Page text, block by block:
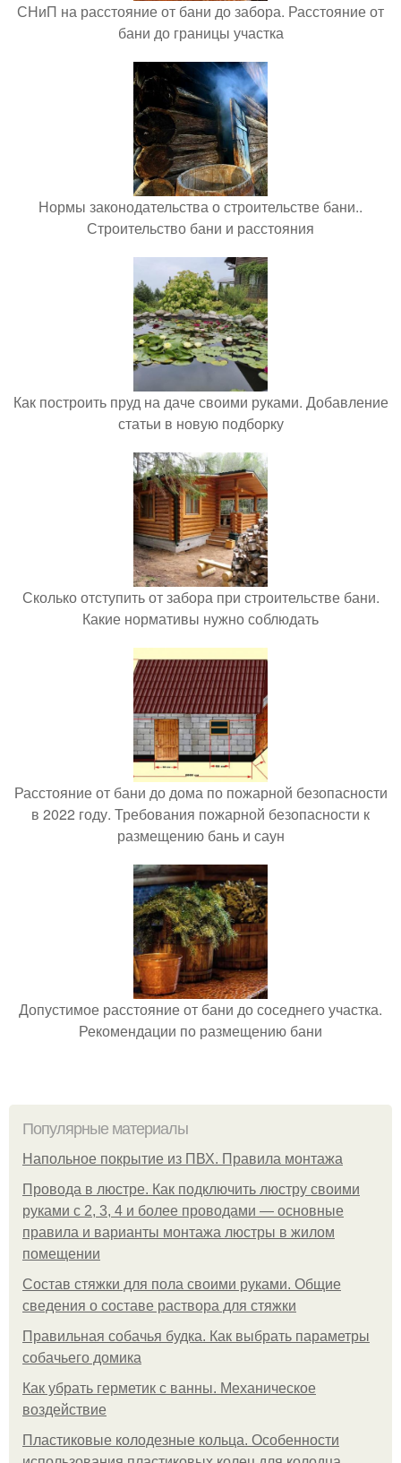
СНиП на расстояние от бани до забора. Расстояние от
бани до границы участка
Нормы законодательства о строительстве бани..
Строительство бани и расстояния
Как построить пруд на даче своими руками. Добавление
статьи в новую подборку
Сколько отступить от забора при строительстве бани.
Какие нормативы нужно соблюдать
Расстояние от бани до дома по пожарной безопасности
в 2022 году. Требования пожарной безопасности к
размещению бань и саун
Допустимое расстояние от бани до соседнего участка.
Рекомендации по размещению бани
Популярные материалы
Напольное покрытие из ПВХ. Правила монтажа
Провода в люстре. Как подключить люстру своими
руками с 2, 3, 4 и более проводами — основные
правила и варианты монтажа люстры в жилом
помещении
Состав стяжки для пола своими руками. Общие
сведения о составе раствора для стяжки
Правильная собачья будка. Как выбрать параметры
собачьего домика
Как убрать герметик с ванны. Механическое
воздействие
Пластиковые колодезные кольца. Особенности